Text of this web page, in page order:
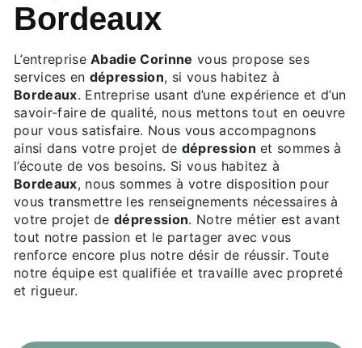
Bordeaux
L’entrepriseAbadie Corinne vous propose ses
services en dépression, si vous habitez à
Bordeaux. Entreprise usant d’une expérience et d’un
savoir-faire de qualité, nous mettons tout en oeuvre
pour vous satisfaire. Nous vous accompagnons
ainsi dans votre projet de dépression et sommes à
l’écoute de vos besoins. Si vous habitez à
Bordeaux, nous sommes à votre disposition pour
vous transmettre les renseignements nécessaires à
votre projet dedépression. Notre métier est avant
tout notre passion et le partager avec vous
renforce encore plus notre désir de réussir. Toute
notre équipe est qualifiée et travaille avec propreté
et rigueur.